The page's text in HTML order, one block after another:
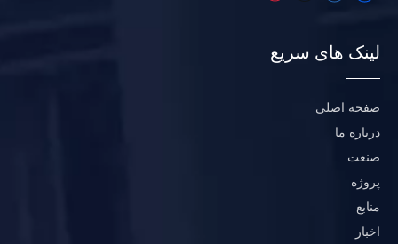
لینک های سریع
صفحه اصلی
درباره ما
صنعت
پروژه
منابع
اخبار